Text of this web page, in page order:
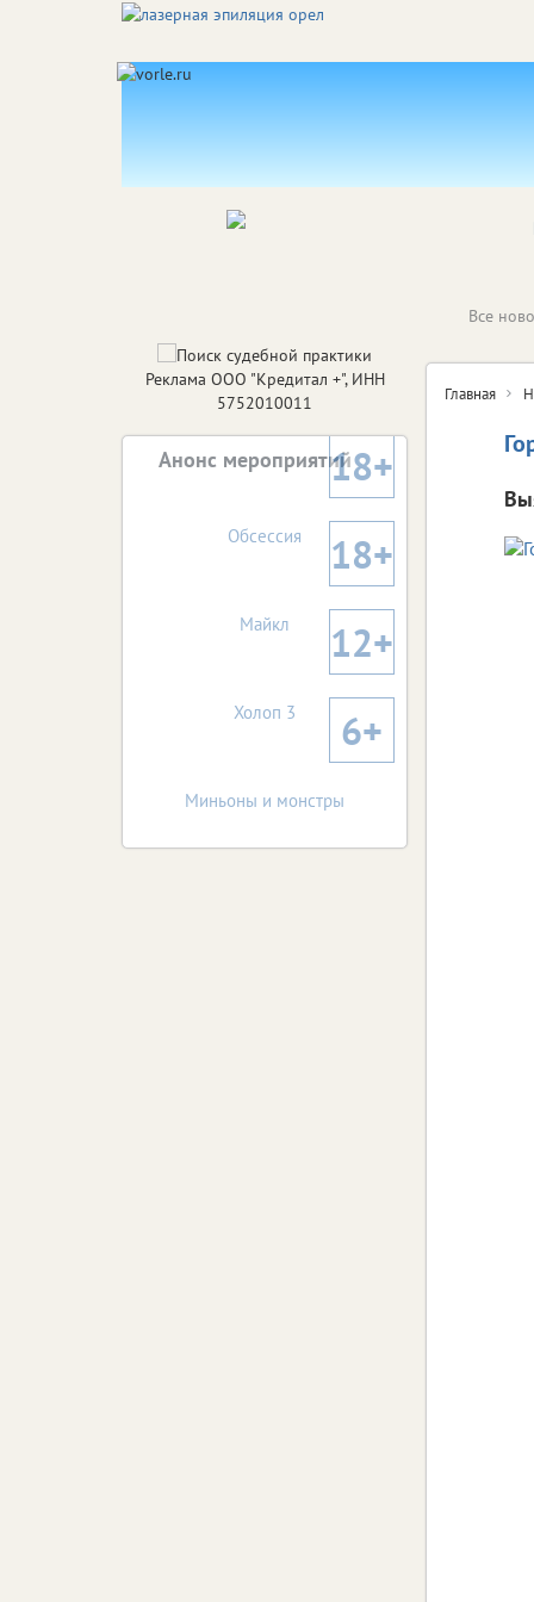
Все
Главная
Реклама ООО "Кредитал +", ИНН
5752010011
Анонс мероприятий18+
Обсессия 18+
Майкл 12+
Холоп 3 6+
Миньоны и монстры